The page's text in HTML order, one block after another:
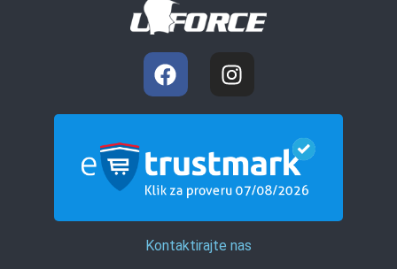
Kontaktirajte nas